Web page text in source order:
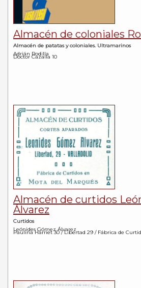
Almacén de coloniales
Almacén de patatas y coloniales. Ultramarinos
Adrián Rodilla
Doctor Cazalla 10
Almacén de curtidos
Álvarez
Curtidos
Leónides Gómez Álvarez
Paulina Harriet 30 / Libertad 29 / Fábrica de